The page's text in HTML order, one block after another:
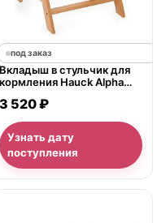
под заказ
Вкладыш в стульчик для
кормления Hauck Alpha
3 520 ₽
Узнать дату
поступления